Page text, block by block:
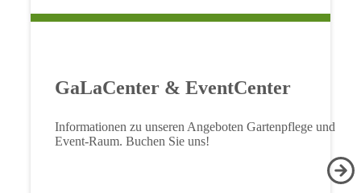
GaLaCenter & EventCenter
Informationen zu unseren Angeboten Gartenpflege und
Event-Raum. Buchen Sie uns!